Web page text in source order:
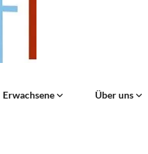
Erwachsene Über uns